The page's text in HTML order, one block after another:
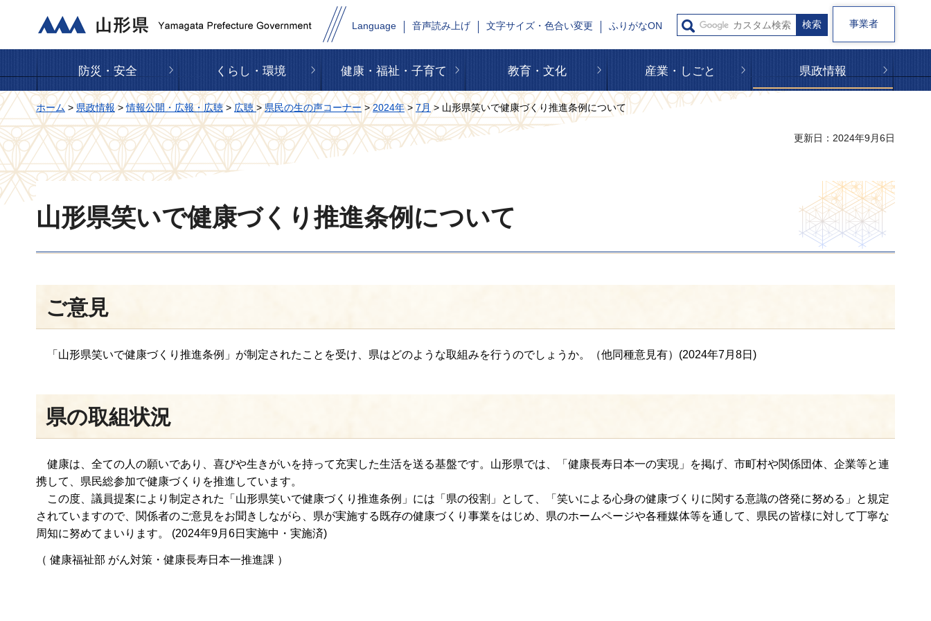
山形県 Language 音声読み上げ 文字サイズ・色合い変更 ふりがなON 事業者
防災・安全 くらし・環境 健康・福祉・子育て 教育・文化 産業・しごと 県政情報
ホーム>県政情報>情報公開・広報・広聴>広聴 >県民の生の声コーナー >2024年> 7月 > 山形県笑いで健康づくり推進条例について
更新日：2024年9月6日
山形県笑いで健康づくり推進条例について
ご意見
「山形県笑いで健康づくり推進条例」が制定されたことを受け、県はどのような取組みを行うのでしょうか。（他同種意見有）(2024年7月8日)
県の取組状況
健康は、全ての人の願いであり、喜びや生きがいを持って充実した生活を送る基盤です。山形県では、「健康長寿日本一の実現」を掲げ、市町村や関係団体、企業等と連
携して、県民総参加で健康づくりを推進しています。
この度、議員提案により制定された「山形県笑いで健康づくり推進条例」には「県の役割」として、「笑いによる心身の健康づくりに関する意識の啓発に努める」と規定
されていますので、関係者のご意見をお聞きしながら、県が実施する既存の健康づくり事業をはじめ、県のホームページや各種媒体等を通して、県民の皆様に対して丁寧な
周知に努めてまいります。 (2024年9月6日実施中・実施済)
（ 健康福祉部 がん対策・健康長寿日本一推進課 ）